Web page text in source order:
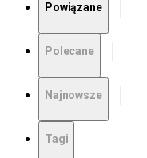
Powiązane
Polecane
Najnowsze
Tagi